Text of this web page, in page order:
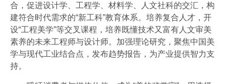
合，促进设计学、工程学、材料学、人文社科的交汇，构
建符合时代需求的“新工科”教育体系。培养复合人才，开
设“工程美学”等交叉课程，培养既懂技术又富有人文审美
素养的未来工程师与设计师。加强理论研究，聚焦中国美
学与现代工业结合点，发布趋势报告，为产业提供智力支
持。